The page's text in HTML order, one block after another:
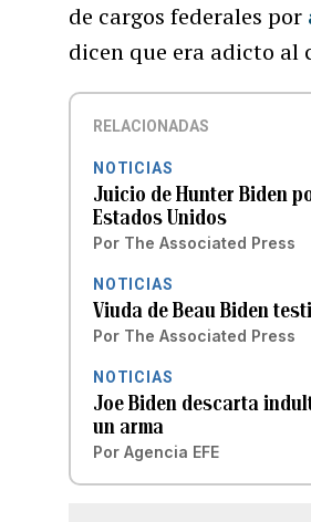
de cargos federales por
dicen que era adicto al
RELACIONADAS
NOTICIAS
Juicio de Hunter Biden
Estados Unidos
Por The Associated Press
NOTICIAS
Viuda de Beau Biden
Por The Associated Press
NOTICIAS
Joe Biden descarta
un arma
Por Agencia EFE